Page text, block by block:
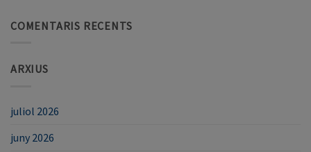
COMENTARIS RECENTS
ARXIUS
juliol 2026
juny 2026